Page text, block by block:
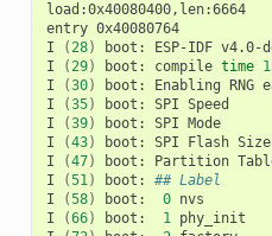
load:0x40080400,len:6664
entry 0x40080764
I
(28) boot: ESP-IDF v4.0-
I
(29) boot: compile time
I
(30) boot: Enabling RNG
I
(35) boot: SPI Speed
I
(39) boot: SPI Mode
I
(43) boot: SPI Flash Size
I
(47) boot: Partition
I
(51) boot:
## Label
I
(58) boot: 0 nvs
I
(66) boot: 1 phy_init